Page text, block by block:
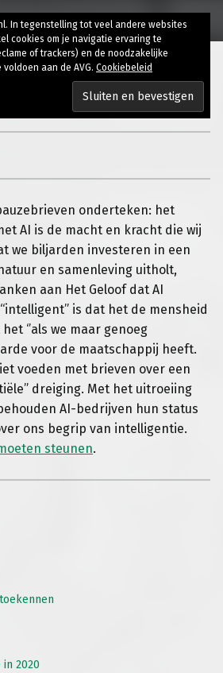
onderteken: het
AI is de macht en kracht die wij
we biljarden investeren in een
en samenleving uitholt,
aan Het Geloof dat AI
is dat het de mensheid
‘’als we maar genoeg
voor de maatschappij heeft.
voeden met brieven over een
dreiging. Met het uitroeiing
AI-bedrijven hun status
ons begrip van intelligentie.
steunen.
2020
In tegenstelling tot veel andere websites
cookies om je navigatie ervaring te
of trackers) en de noodzakelijke
aan de AVG. Cookiebeleid